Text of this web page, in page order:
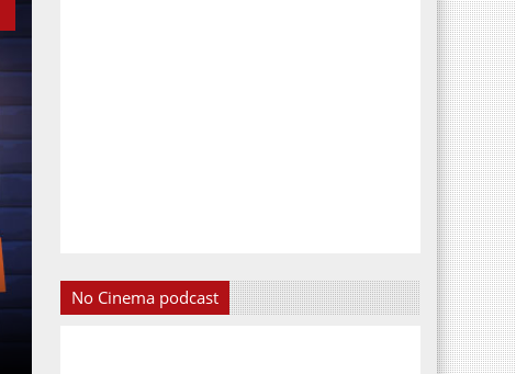
No Cinema podcast